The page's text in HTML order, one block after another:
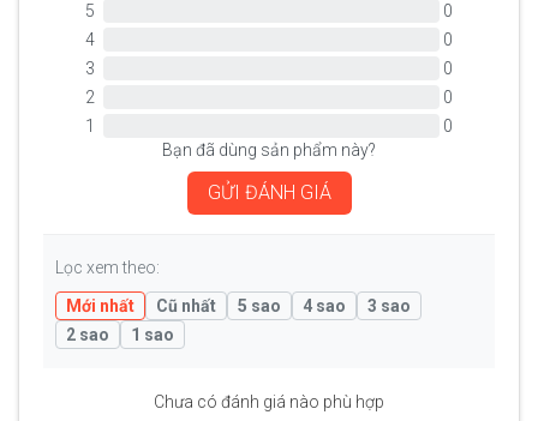
5
0
4
0
3
0
2
0
1
0
Bạn đã dùng sản phẩm này?
GỬI ĐÁNH GIÁ
Lọc xem theo:
Mới nhất
Cũ nhất 5 sao 4 sao
3 sao
2 sao
1 sao
Chưa có đánh giá nào phù hợp